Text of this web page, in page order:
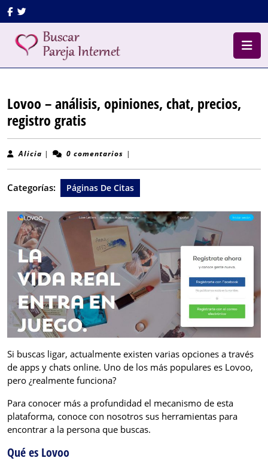
Saltar
contenido
Facebook
Twitter
Lovoo – análisis, opiniones, chat, precios,
registro gratis
Alicia Alicia
| 0 comentarios |
Categorías: Páginas De Citas
Si buscas ligar, actualmente existen varias opciones a través
de apps y chats online. Uno de los más populares es Lovoo,
pero ¿realmente funciona?
Para conocer más a profundidad el mecanismo de esta
plataforma, conoce con nosotros sus herramientas para
encontrar a la persona que buscas.
Qué es Lovoo